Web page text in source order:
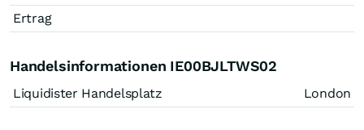
Ertrag
Handelsinformationen IE00BJLTWS02
Liquidister Handelsplatz London